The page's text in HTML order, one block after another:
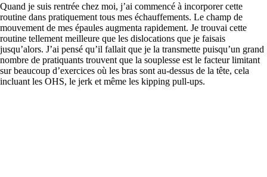
Quand je suis rentrée chez moi, j’ai commencé à incorporer cette
routine dans pratiquement tous mes échauffements. Le champ de
mouvement de mes épaules augmenta rapidement. Je trouvai cette
routine tellement meilleure que les dislocations que je faisais
jusqu’alors. J’ai pensé qu’il fallait que je la transmette puisqu’un grand
nombre de pratiquants trouvent que la souplesse est le facteur limitant
sur beaucoup d’exercices où les bras sont au-dessus de la tête, cela
incluant les OHS, le jerk et même les kipping pull-ups.